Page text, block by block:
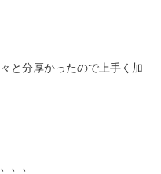
と分厚かったので上手く加
、、